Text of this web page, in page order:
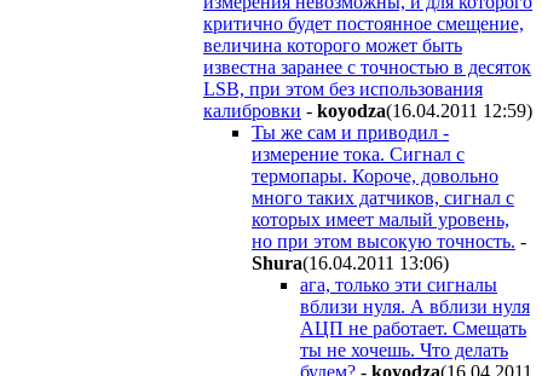
критично будет постоянное смещение,
величина которого может быть
известна заранее с точностью в десяток
LSB, при этом без использования
калибровки - koyodza(16.04.2011 12:59)
Ты же сам и приводил -
измерение тока. Сигнал с
термопары. Короче, довольно
много таких датчиков, сигнал с
которых имеет малый уровень,
но при этом высокую точность. -
Shura(16.04.2011 13:06)
ага, только эти сигналы
вблизи нуля. А вблизи нуля
АЦП не работает. Смещать
ты не хочешь. Что делать
будем? - koyodza(16.04.2011